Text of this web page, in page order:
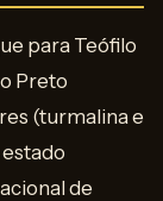
para Teófilo
Preto
(turmalina e
de